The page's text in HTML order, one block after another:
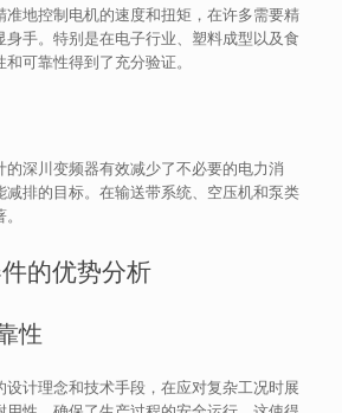
地控制电机的速度和扭矩，在许多需要精
手。特别是在电子行业、塑料成型以及食
可靠性得到了充分验证。
深川变频器有效减少了不必要的电力消
排的目标。在输送带系统、空压机和泵类
的优势分析
性
计理念和技术手段，在应对复杂工况时展